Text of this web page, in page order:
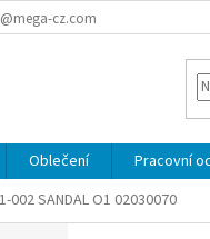
cz.com
Oblečení Pracovní
002 SANDAL O1 02030070